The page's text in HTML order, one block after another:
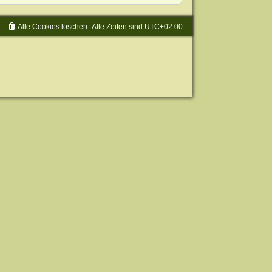
Alle Zeiten sind UTC+02:00
Alle Cookies löschen